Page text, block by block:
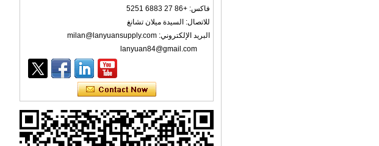
فاكس: +86 27 6883 5251
للاتصال: السيدة ميلان تشانغ
البريد الإلكتروني: milan@lanyuansupply.com